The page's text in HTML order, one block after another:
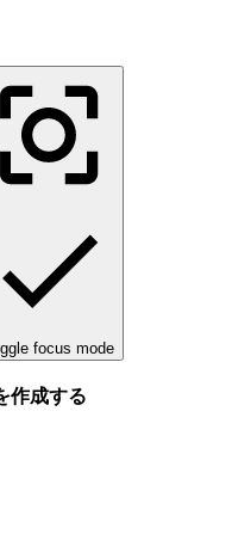
focus mode
作成する